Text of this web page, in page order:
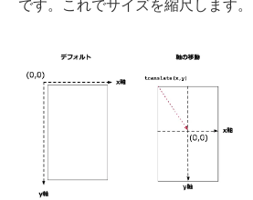
です。これでサイズを縮尺します。